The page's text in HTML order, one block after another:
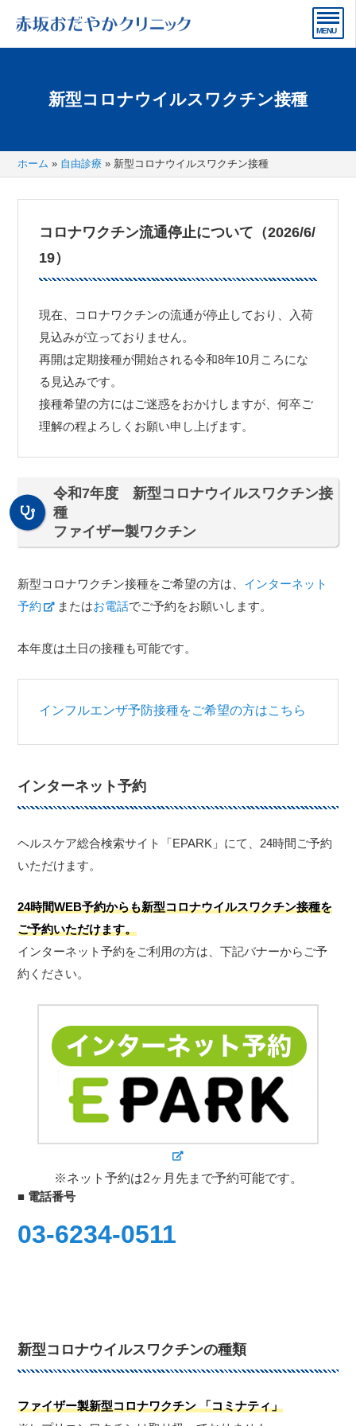
新型コロナウイルスワクチン接種
ホーム » 自由診療 » 新型コロナウイルスワクチン接種
コロナワクチン流通停止について（2026/6/
19）
現在、コロナワクチンの流通が停止しており、入荷
見込みが立っておりません。
再開は定期接種が開始される令和8年10月ころにな
る見込みです。
接種希望の方にはご迷惑をおかけしますが、何卒ご
理解の程よろしくお願い申し上げます。
令和7年度 新型コロナウイルスワクチン接
種
ファイザー製ワクチン
新型コロナワクチン接種をご希望の方は、 インターネット
予約
またはお電話でご予約をお願いします。
本年度は土日の接種も可能です。
インフルエンザ予防接種をご希望の方はこちら
インターネット予約
ヘルスケア総合検索サイト「EPARK」にて、24時間ご予約
いただけます。
24時間WEB予約からも新型コロナウイルスワクチン接種を
ご予約いただけます。
インターネット予約をご利用の方は、下記バナーからご予
約ください。
※ネット予約は2ヶ月先まで予約可能です。
■ 電話番号
03-6234-0511
新型コロナウイルスワクチンの種類
ファイザー製新型コロナワクチン 「コミナティ」